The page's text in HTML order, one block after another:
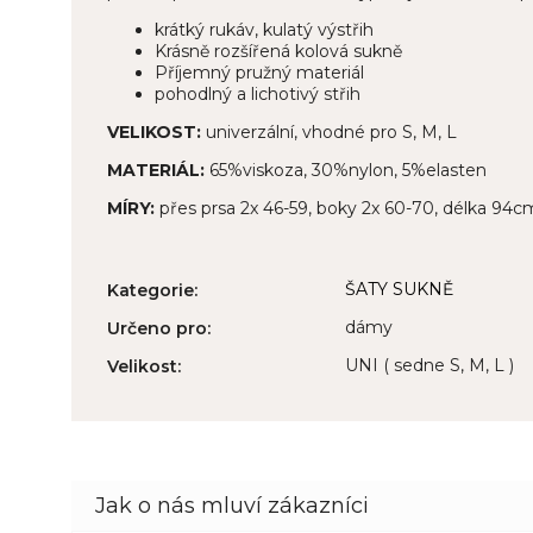
krátký rukáv, kulatý výstřih
Krásně rozšířená kolová sukně
Příjemný pružný materiál
pohodlný a lichotivý střih
VELIKOST: univerzální, vhodné pro S, M, L
MATERIÁL: 65%viskoza, 30%nylon, 5%elasten
MÍRY: přes prsa 2x 46-59, boky 2x 60-70, délka
Kategorie:
ŠATY SUKNĚ
Určeno pro:
dámy
Velikost: UNI ( sedne S, M, L )